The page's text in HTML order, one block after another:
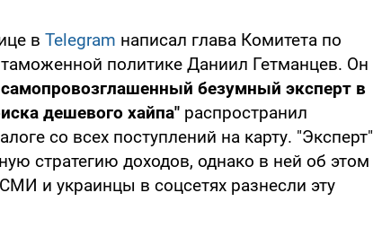
в Telegram написал глава Комитета по
политике Даниил Гетманцев. Он
безумный эксперт в
дешевого хайпа" распространил
со всех поступлений на карту. "Эксперт"
стратегию доходов, однако в ней об этом
и украинцы в соцсетях разнесли эту